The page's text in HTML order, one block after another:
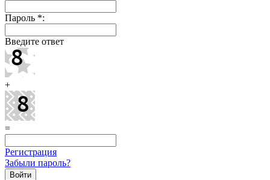
Пароль *:
Введите ответ
+
=
Регистрация
Забыли пароль?